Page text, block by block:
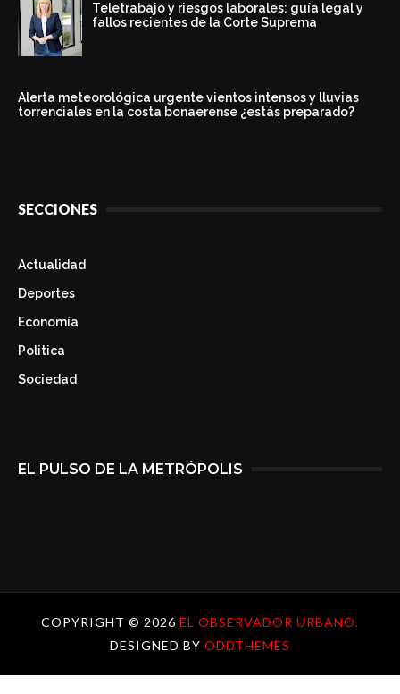
Teletrabajo y riesgos laborales: guía legal y
fallos recientes de la Corte Suprema
Alerta meteorológica urgente vientos intensos y lluvias
torrenciales en la costa bonaerense ¿estás preparado?
SECCIONES
Actualidad
Deportes
Economía
Politica
Sociedad
EL PULSO DE LA METRÓPOLIS
COPYRIGHT © 2026 EL OBSERVADOR URBANO.
DESIGNED BY ODDTHEMES